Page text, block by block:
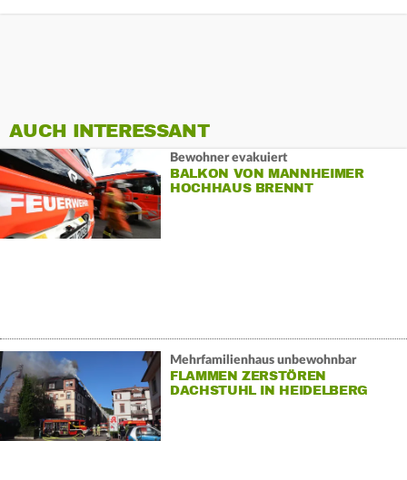
AUCH INTERESSANT
Bewohner evakuiert
BALKON VON MANNHEIMER
HOCHHAUS BRENNT
Mehrfamilienhaus unbewohnbar
FLAMMEN ZERSTÖREN
DACHSTUHL IN HEIDELBERG